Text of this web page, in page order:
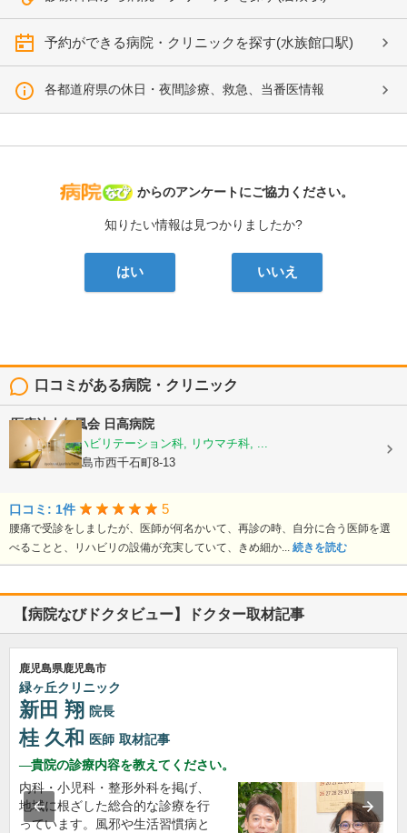
予約ができる病院・クリニックを探す(水族館口駅)
各都道府県の休日・夜間診療、救急、当番医情報
病院なび
からのアンケートにご協力ください。
知りたい情報は見つかりましたか?
はい いいえ
口コミがある病院・クリニック
医療法人仁風会 日高病院
整形外科, リハビリテーション科, リウマチ科, ...
鹿児島県鹿児島市西千石町8-13
口コミ: 1件 5
腰痛で受診をしましたが、医師が何名かいて、再診の時、自分に合う医師を選
べることと、リハビリの設備が充実していて、きめ細か... 続きを読む
【病院なびドクタビュー】ドクター取材記事
鹿児島県鹿児島市
緑ヶ丘クリニック
新田 翔 院長
桂 久和 医師 取材記事
貴院の診療内容を教えてください。
内科・小児科・整形外科を掲げ、
地域に根ざした総合的な診療を行
っています。風邪や生活習慣病と